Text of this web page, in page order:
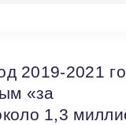
2019-2021
«за
1,3